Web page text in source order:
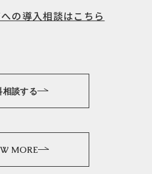
の導入相談はこちら
相談する
MORE